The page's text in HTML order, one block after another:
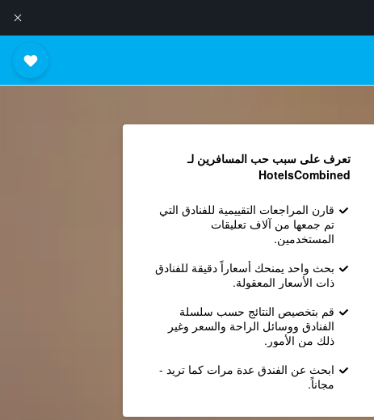
تعرف على سبب حب المسافرين لـ
HotelsCombined
قارن المراجعات التقييمية للفنادق التي
تم جمعها من آلاف تعليقات
المستخدمين.
بحث واحد يمنحك أسعاراً دقيقة للفنادق
ذات الأسعار المعقولة.
قم بتخصيص النتائج حسب سلسلة
الفنادق ووسائل الراحة والسعر وغير
ذلك من الأمور.
ابحث عن الفندق عدة مرات كما تريد -
مجاناً.